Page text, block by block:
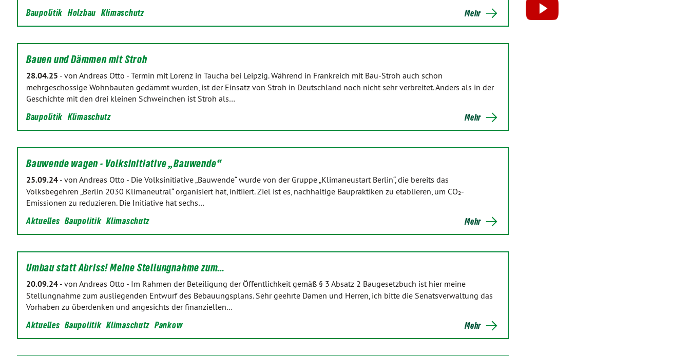
Baupolitik Holzbau Klimaschutz Mehr
Bauen und Dämmen mit Stroh
28.04.25 - von Andreas Otto - Termin mit Lorenz in Taucha bei Leipzig. Während in Frankreich mit Bau-Stroh auch schon
mehrgeschossige Wohnbauten gedämmt wurden, ist der Einsatz von Stroh in Deutschland noch nicht sehr verbreitet. Anders als in der
Geschichte mit den drei kleinen Schweinchen ist Stroh als…
Baupolitik Klimaschutz Mehr
Bauwende wagen - Volksinitiative „Bauwende“
25.09.24 - von Andreas Otto - Die Volksinitiative „Bauwende“ wurde von der Gruppe „Klimaneustart Berlin“, die bereits das
Volksbegehren „Berlin 2030 Klimaneutral“ organisiert hat, initiiert. Ziel ist es, nachhaltige Baupraktiken zu etablieren, um CO₂-
Emissionen zu reduzieren. Die Initiative hat sechs…
Aktuelles Baupolitik Klimaschutz Mehr
Umbau statt Abriss! Meine Stellungnahme zum…
20.09.24 - von Andreas Otto - Im Rahmen der Beteiligung der Öffentlichkeit gemäß § 3 Absatz 2 Baugesetzbuch ist hier meine
Stellungnahme zum ausliegenden Entwurf des Bebauungsplans. Sehr geehrte Damen und Herren, ich bitte die Senatsverwaltung das
Vorhaben zu überdenken und angesichts der finanziellen…
Aktuelles Baupolitik Klimaschutz Pankow Mehr